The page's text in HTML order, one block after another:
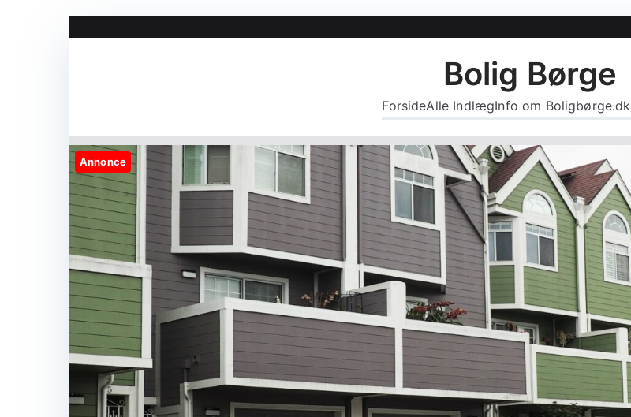
Bolig Børge
ForsideAlle IndlægInfo om Boligbørge.dk
Annonce